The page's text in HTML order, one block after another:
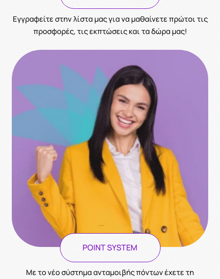
Eγγραφείτε στην λίστα μας για να μαθαίνετε πρώτοι τις
προσφορές, τις εκπτώσεις και τα δώρα μας!
POINT SYSTEM
Με το νέο σύστημα ανταμοιβής πόντων έχετε τη